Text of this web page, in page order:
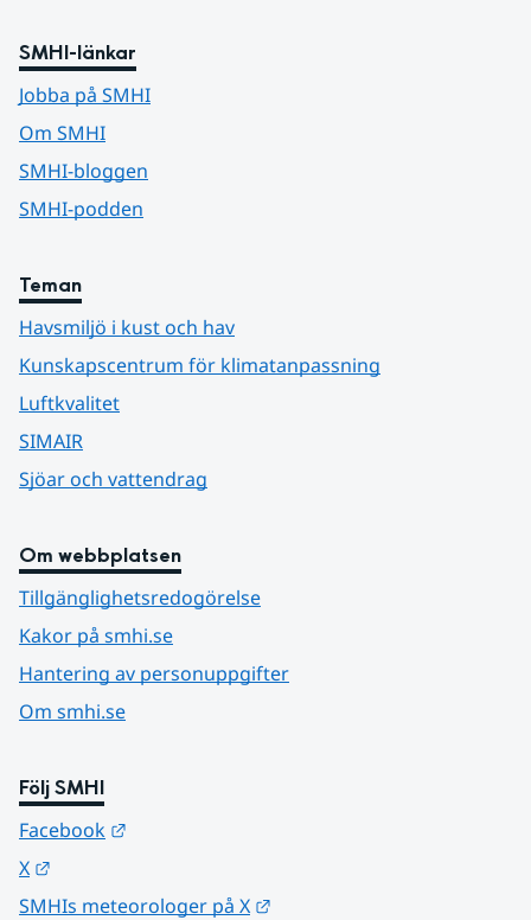
SMHI-länkar
Jobba på SMHI
Om SMHI
SMHI-bloggen
SMHI-podden
Teman
Havsmiljö i kust och hav
Kunskapscentrum för klimatanpassning
Luftkvalitet
SIMAIR
Sjöar och vattendrag
Om webbplatsen
Tillgänglighetsredogörelse
Kakor på smhi.se
Hantering av personuppgifter
Om smhi.se
Följ SMHI
Facebook
X
SMHIs meteorologer på X